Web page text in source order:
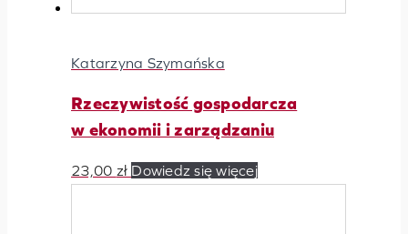
Katarzyna Szymańska
Rzeczywistość gospodarcza
w ekonomii i zarządzaniu
23,00 zł Dowiedz się więcej